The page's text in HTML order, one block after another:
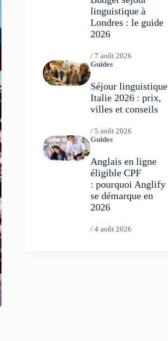
linguistique à
Londres : le guide
2026
/ 7 août 2026
Guides
Séjour linguistique
Italie 2026 : prix,
villes et conseils
/ 5 août 2026
Guides
Anglais en ligne
éligible CPF
: pourquoi Anglify
se démarque en
2026
/4 août 2026